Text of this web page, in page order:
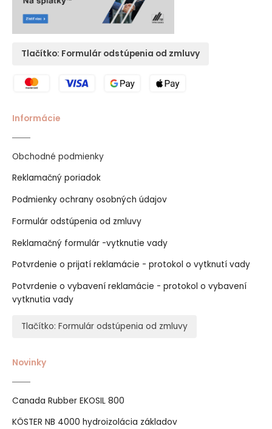
Tlačítko: Formulár odstúpenia od zmluvy
Informácie
Obchodné podmienky
Reklamačný poriadok
Podmienky ochrany osobných údajov
Formulár odstúpenia od zmluvy
Reklamačný formulár -vytknutie vady
Potvrdenie o prijatí reklamácie - protokol o vytknutí vady
Potvrdenie o vybavení reklamácie - protokol o vybavení
vytknutia vady
Tlačítko: Formulár odstúpenia od zmluvy
Novinky
Canada Rubber EKOSIL 800
KÖSTER NB 4000 hydroizolácia základov